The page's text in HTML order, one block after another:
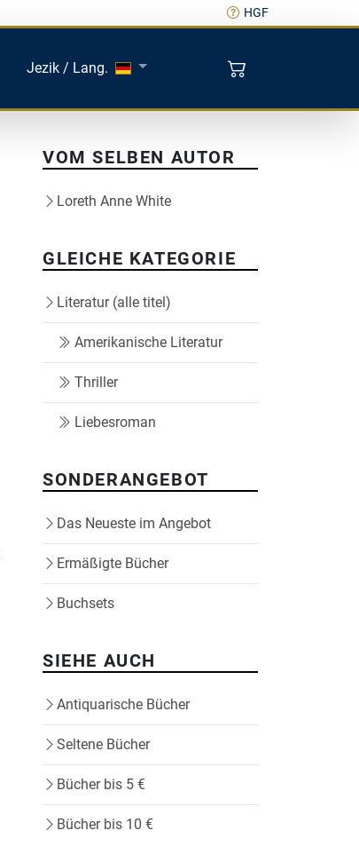
HGF
Jezik / Lang.
VOM SELBEN AUTOR
Loreth Anne White
GLEICHE KATEGORIE
Literatur (alle titel)
Amerikanische Literatur
Thriller
Liebesroman
SONDERANGEBOT
Das Neueste im Angebot
Ermäßigte Bücher
Buchsets
SIEHE AUCH
Antiquarische Bücher
Seltene Bücher
Bücher bis 5 €
Bücher bis 10 €